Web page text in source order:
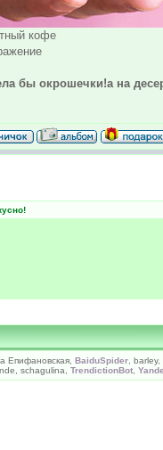
кофе
бы окрошечки!а на
Епифановская, BaiduSpider , barley,
schagulina, TrendictionBot